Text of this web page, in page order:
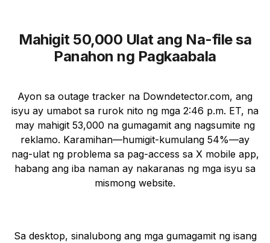
Mahigit 50,000 Ulat ang Na-file sa
Panahon ng Pagkaabala
Ayon sa outage tracker na Downdetector.com, ang
isyu ay umabot sa rurok nito ng mga 2:46 p.m. ET, na
may mahigit 53,000 na gumagamit ang nagsumite ng
reklamo. Karamihan—humigit-kumulang 54%—ay
nag-ulat ng problema sa pag-access sa X mobile app,
habang ang iba naman ay nakaranas ng mga isyu sa
mismong website.
Sa desktop, sinalubong ang mga gumagamit ng isang